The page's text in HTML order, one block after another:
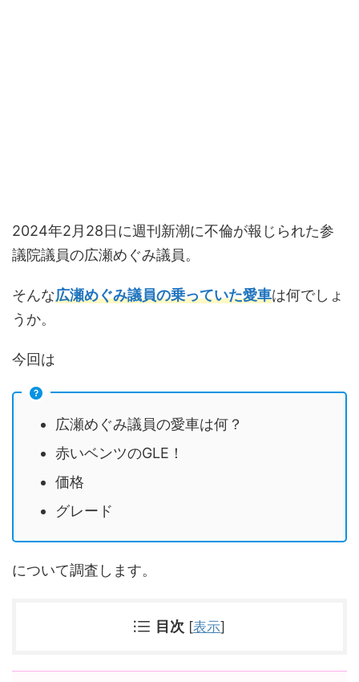
2024年2月28日に週刊新潮に不倫が報じられた参
議院議員の広瀬めぐみ議員。
そんな広瀬めぐみ議員の乗っていた愛車は何でしょ
うか。
今回は
広瀬めぐみ議員の愛車は何？
赤いベンツのGLE！
価格
グレード
について調査します。
目次 [表示]